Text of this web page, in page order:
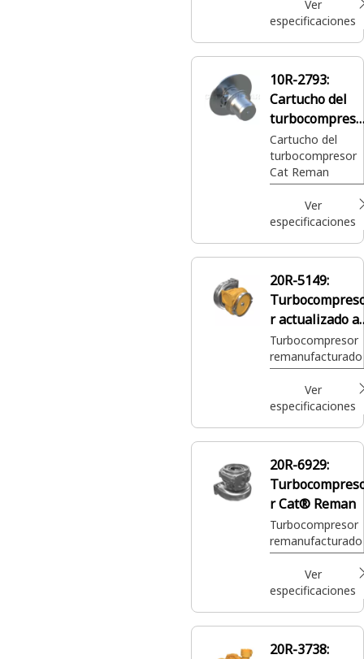
Ver
especificaciones
10R-2793:
Cartucho del
Cat® Reman
Cartucho del
turbocompresor
Cat Reman
Ver
especificaciones
20R-5149:
r actualizado a
nuevo (UTN)
Cat® Reman
Turbocompresor
remanufacturado
Ver
especificaciones
20R-6929:
r Cat® Reman
Turbocompresor
remanufacturado
Ver
especificaciones
20R-3738: